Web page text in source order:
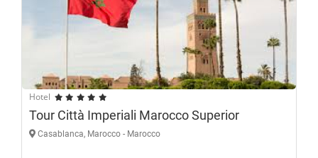
Hotel
Tour Città Imperiali Marocco Superior
Casablanca, Marocco - Marocco